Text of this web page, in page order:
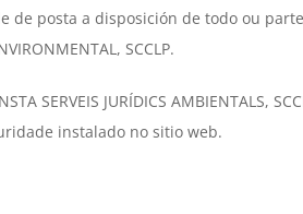
posta a disposición de todo ou
SCCLP.
JURÍDICS AMBIENTALS,
instalado no sitio web.